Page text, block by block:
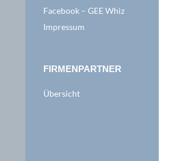
Facebook – GEE Whiz
Impressum
FIRMENPARTNER
Übersicht